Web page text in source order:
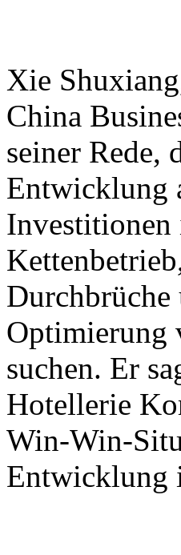
Xie
China
seiner Rede,
Entwicklung
Investitionen
Optimierung
suchen. Er
Hotellerie
Win-Win-
Entwicklung